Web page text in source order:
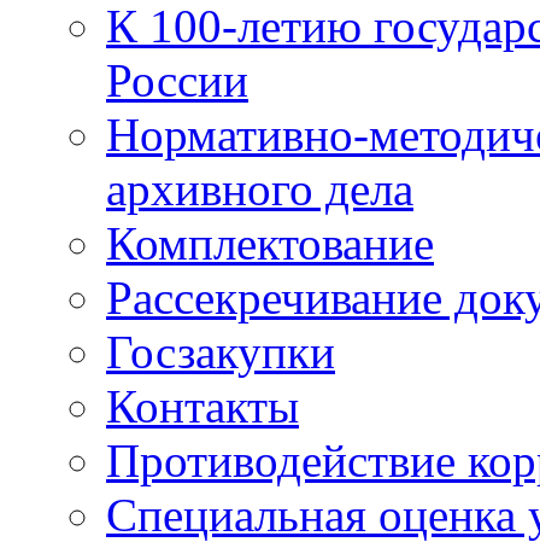
К 100-летию
России
Нормативно-
архивного дела
Комплектование
Рассекречивание
Госзакупки
Контакты
Противодействие
Специальная оценка